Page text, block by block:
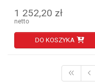
1 252,20 zł
netto
DO KOSZYKA